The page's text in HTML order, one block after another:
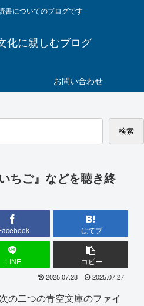
書についてのブログです
化に親しむブログ
お問い合わせ
検索
ちご』などを聴き終
はてブ
LINE コピー
2025.07.28 2025.07.27
の二つの青空文庫のファイ